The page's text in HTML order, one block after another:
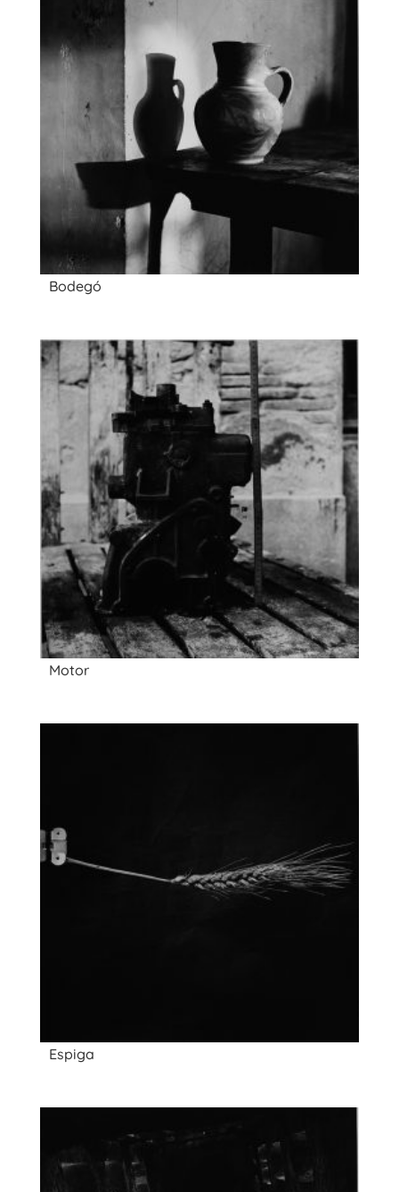
Bodegó
Motor
Espiga